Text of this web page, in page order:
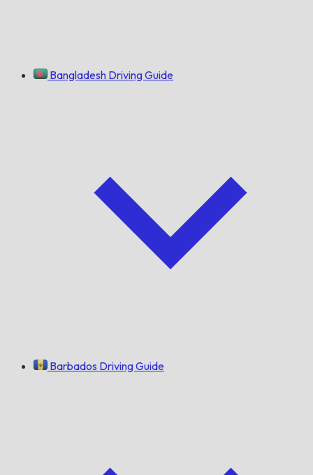
Bangladesh Driving Guide
Barbados Driving Guide